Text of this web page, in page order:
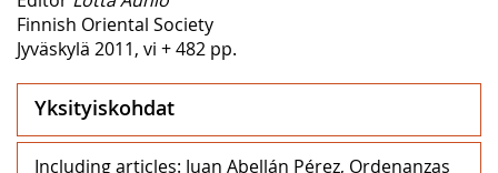
Finnish Oriental Society
Jyväskylä 2011, vi + 482 pp.
Yksityiskohdat
Including articles: Juan Abellán Pérez, Ordenanzas